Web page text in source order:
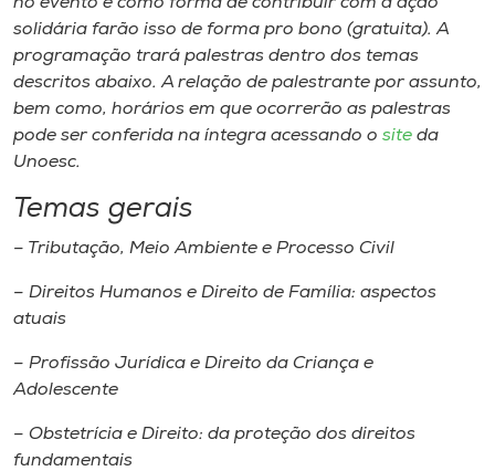
solidária farão isso de forma pro bono (gratuita). A
programação trará palestras dentro dos temas
descritos abaixo. A relação de palestrante por assunto,
bem como, horários em que ocorrerão as palestras
pode ser conferida na íntegra acessando o site da
Unoesc.
Temas gerais
– Tributação, Meio Ambiente e Processo Civil
– Direitos Humanos e Direito de Família: aspectos
atuais
– Profissão Jurídica e Direito da Criança e
Adolescente
– Obstetrícia e Direito: da proteção dos direitos
fundamentais